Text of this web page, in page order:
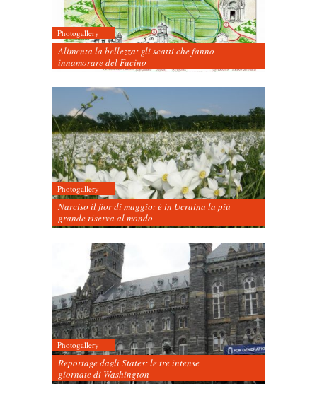
Photogallery
Alimenta la bellezza: gli scatti che fanno
innamorare del Fucino
Photogallery
Narciso il fior di maggio: è in Ucraina la più
grande riserva al mondo
Photogallery
Reportage dagli States: le tre intense
giornate di Washington